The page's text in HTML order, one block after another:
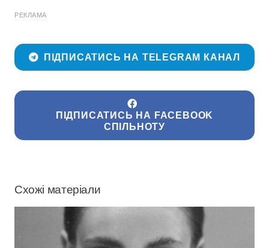
РЕКЛАМА
ПІДПИСАТИСЬ НА TELEGRAM КАНАЛ
ПІДПИСАТИСЬ НА FACEBOOK
СПІЛЬНОТУ
Схожі матеріали